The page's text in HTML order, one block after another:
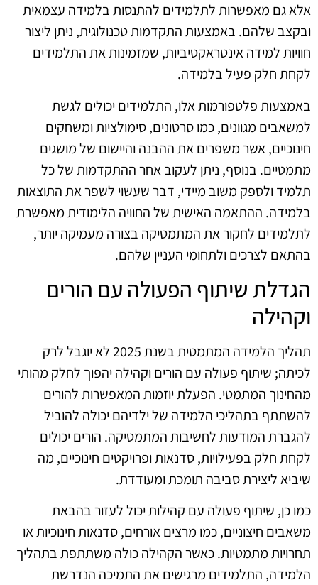
אלא גם מאפשרות לתלמידים להתנסות בלמידה עצמאית
ובקצב שלהם. באמצעות התקדמות טכנולוגית, ניתן ליצור
חוויות למידה אינטראקטיביות, שמזמינות את התלמידים
לקחת חלק פעיל בלמידה.
באמצעות פלטפורמות אלו, התלמידים יכולים לגשת
למשאבים מגוונים, כמו סרטונים, סימולציות ומשחקים
חינוכיים, אשר משפרים את ההבנה והיישום של מושגים
מתמטיים. בנוסף, ניתן לעקוב אחר ההתקדמות של כל
תלמיד ולספק משוב מיידי, דבר שעשוי לשפר את התוצאות
בלמידה. ההתאמה האישית של החוויה הלימודית מאפשרת
לתלמידים לחקור את המתמטיקה בצורה מעמיקה יותר,
בהתאם לצרכים ולתחומי העניין שלהם.
הגדלת שיתוף הפעולה עם הורים
וקהילה
תהליך הלמידה המתמטית בשנת 2025 לא יוגבל לרק
לכיתה; שיתוף פעולה עם הורים וקהילה יהפוך לחלק מהותי
מהחינוך המתמטי. הפעלת יוזמות המאפשרות להורים
להשתתף בתהליכי הלמידה של ילדיהם יכולה להוביל
להגברת המודעות לחשיבות המתמטיקה. הורים יכולים
לקחת חלק בפעילויות, סדנאות ופרויקטים חינוכיים, מה
שיביא ליצירת סביבה תומכת ומעודדת.
כמו כן, שיתוף פעולה עם קהילות יכול לעזור בהבאת
משאבים חיצוניים, כמו מרצים אורחים, סדנאות חינוכיות או
תחרויות מתמטיות. כאשר הקהילה כולה משתתפת בתהליך
הלמידה, התלמידים מרגישים את התמיכה הנדרשת